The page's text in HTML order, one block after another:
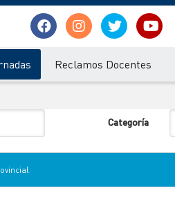
Reclamos Docentes
Categoría